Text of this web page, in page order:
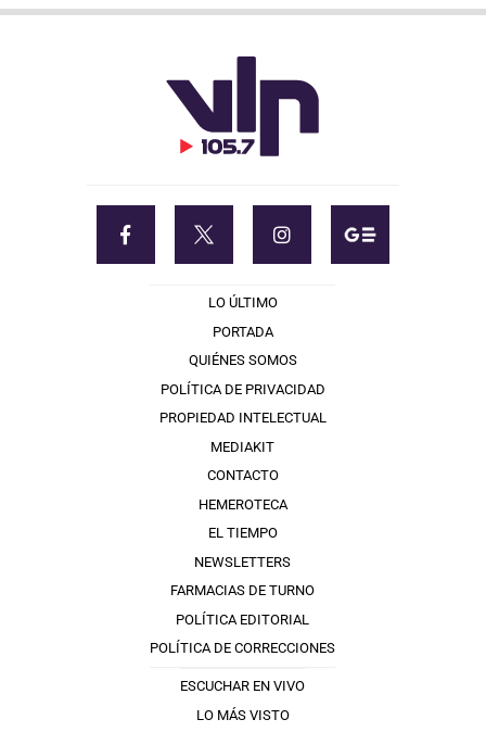
LO ÚLTIMO
PORTADA
QUIÉNES SOMOS
POLÍTICA DE PRIVACIDAD
PROPIEDAD INTELECTUAL
MEDIAKIT
CONTACTO
HEMEROTECA
EL TIEMPO
NEWSLETTERS
FARMACIAS DE TURNO
POLÍTICA EDITORIAL
POLÍTICA DE CORRECCIONES
ESCUCHAR EN VIVO
LO MÁS VISTO